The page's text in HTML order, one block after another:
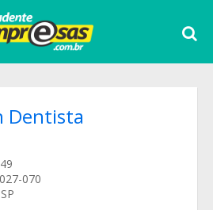
Dentista
070